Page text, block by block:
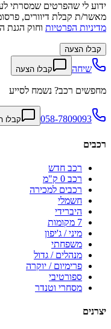
ידוע לי שהפרטים שמסרתי
מאשר/ת קבלת דיוורים,
מדיניות הפרטיות וחוק הגנת
קבלו הצעה
שיחה קבלו הצעה
מחפשים רכב? נשמח לסייע
058-7809093 קבלו
רכבים
רכב חדש
רכב 0 ק"מ
רכבים למכירה
חשמלי
היברידי
7 מקומות
מיני / ג'יפון
משפחתי
מנהלים / גדול
פרימיום / יוקרה
ספורטיבי
מסחרי וטנדר
יצרנים